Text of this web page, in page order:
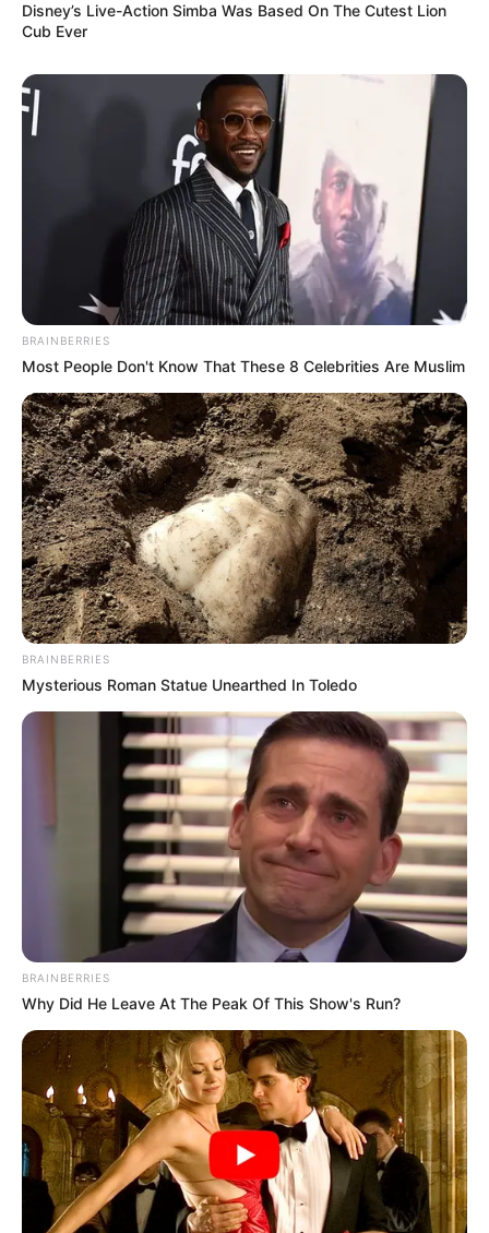
Disney’s Live-Action Simba Was Based On The Cutest Lion
Cub Ever
BRAINBERRIES
Most People Don't Know That These 8 Celebrities Are Muslim
BRAINBERRIES
Mysterious Roman Statue Unearthed In Toledo
BRAINBERRIES
Why Did He Leave At The Peak Of This Show's Run?